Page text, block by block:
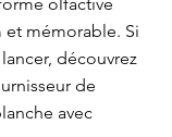
mémorable. Si
découvrez
de
avec